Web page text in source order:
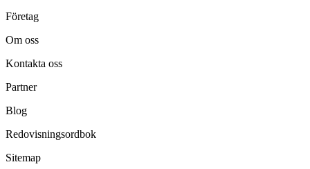
Företag
Om oss
Kontakta oss
Partner
Blog
Redovisningsordbok
Sitemap